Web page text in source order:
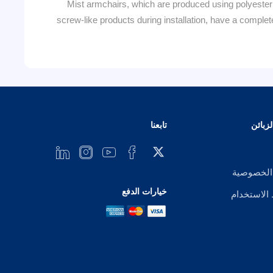
Mist armchairs, which are produced using
screw-like products during installation, have a
الخصوصية
تابعنا
خيارات الدفع